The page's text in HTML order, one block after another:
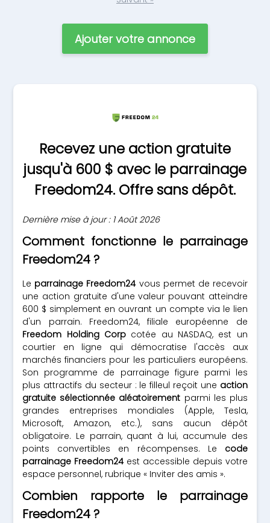
Ajouter votre annonce
Recevez une action gratuite
jusqu'à 600 $ avec le parrainage
Freedom24. Offre sans dépôt.
Dernière mise à jour : 1 Août 2026
Comment fonctionne le parrainage
Freedom24 ?
Le parrainage Freedom24 vous permet de recevoir
une action gratuite d'une valeur pouvant atteindre
600 $ simplement en ouvrant un compte via le lien
d'un parrain. Freedom24, filiale européenne de
Freedom Holding Corp cotée au NASDAQ, est un
courtier en ligne qui démocratise l'accès aux
marchés financiers pour les particuliers européens.
Son programme de parrainage figure parmi les
plus attractifs du secteur : le filleul reçoit une action
gratuite sélectionnée aléatoirement parmi les plus
grandes entreprises mondiales (Apple, Tesla,
Microsoft, Amazon, etc.), sans aucun dépôt
obligatoire. Le parrain, quant à lui, accumule des
points convertibles en récompenses. Le code
parrainage Freedom24 est accessible depuis votre
espace personnel, rubrique « Inviter des amis ».
Combien rapporte le parrainage
Freedom24 ?